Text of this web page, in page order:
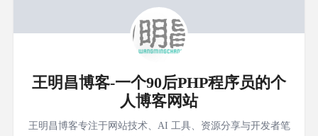
王明昌博客-一个90后PHP程序员的个
人博客网站
王明昌博客专注于网站技术、AI 工具、资源分享与开发者笔